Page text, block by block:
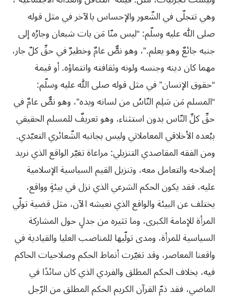
وهي تتجلّى في الشّعور والإحساس بالآخر في مثل قوله
صلى الله عليه وسلّم: “ليس منّا مَن بات شبعان وجارُه إلى
جنبه جائعٌ وهو يعلم.”، وهو نصٌّ عامٌ وخطيرٌ في حقِّ كلّ جار،
مهما كان دينه وجنسه ولونه وثقافته وانتماؤه. أو قيمة
“حقوق الإنسان” في مثل قوله صلى الله عليه وسلّم:
“المسلم مَن سَلِم النّاسُ من لسانه ويده”، وهو نصٌّ عامٌ في
حقِّ كلِّ النّاس بدون استثناء، وهو تعريفٌ للمسلم الحقيقي
ببُعده الأخلاقي المعاملاتي وليس بجانبه الشّعائري التعبّدي.
ومن الفقه المقاصدي التنزيلي: مراعاة تغيّر الواقع الذي نريد
إصلاحه والتعامل معه، وتنزيل القيم السياسية الإسلامية
عليه، فقد يكون الحكم الشرعي الذي نزل في بيئةٍ وواقع،
يختلف عن البيئة والواقع الذي نعيشه الآن، مثل قضية تولّي
المرأة للإمامة الكبرى، وما تثيره من جدلٍ حول المشاركة
السياسية للمرأة، ومدى تولّيها للمناصب العليا والقيادية في
واقعنا المعاصر، وقد تغيّرت أنماط الحكم وصلاحيات الحاكم
فيه، بخلاف الحكم المطلق والفردي الذي كان سائدًا في
الماضي، فقد ذمّ القرآن الكريم الحكم المطلق من الرّجل